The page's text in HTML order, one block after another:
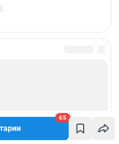
65